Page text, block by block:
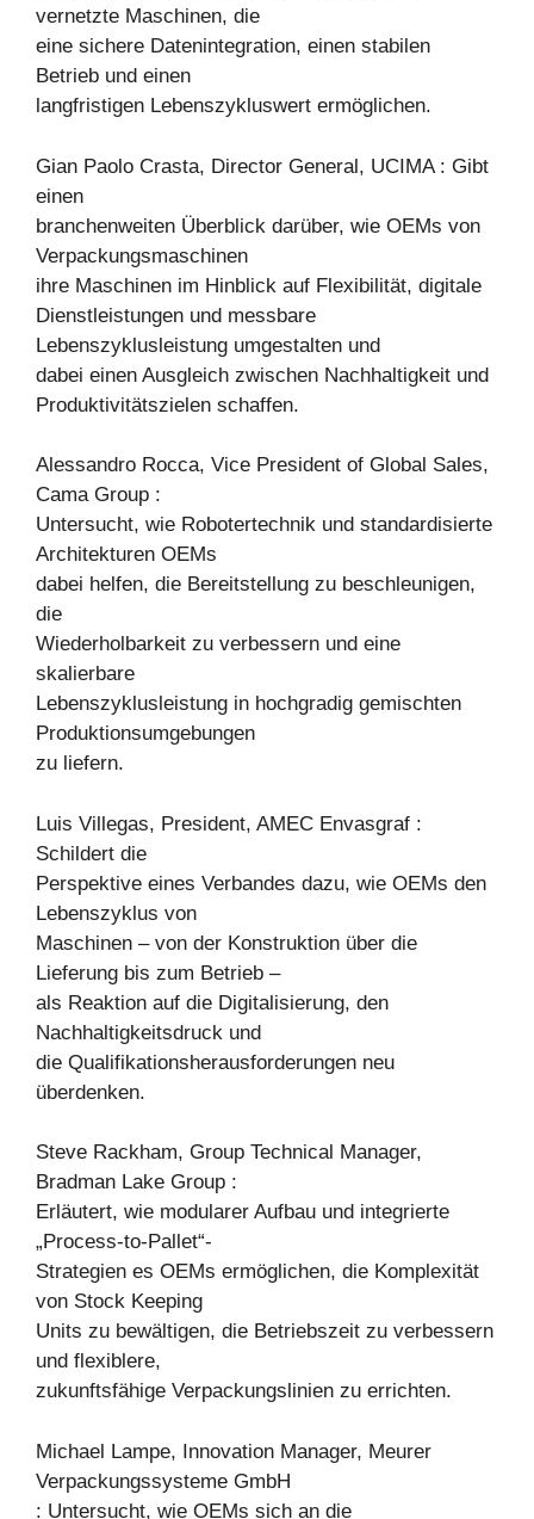
vernetzte Maschinen, die
eine sichere Datenintegration, einen stabilen
Betrieb und einen
langfristigen Lebenszykluswert ermöglichen.
Gian Paolo Crasta, Director General, UCIMA : Gibt
einen
branchenweiten Überblick darüber, wie OEMs von
Verpackungsmaschinen
ihre Maschinen im Hinblick auf Flexibilität, digitale
Dienstleistungen und messbare
Lebenszyklusleistung umgestalten und
dabei einen Ausgleich zwischen Nachhaltigkeit und
Produktivitätszielen schaffen.
Alessandro Rocca, Vice President of Global Sales,
Cama Group :
Untersucht, wie Robotertechnik und standardisierte
Architekturen OEMs
dabei helfen, die Bereitstellung zu beschleunigen,
die
Wiederholbarkeit zu verbessern und eine
skalierbare
Lebenszyklusleistung in hochgradig gemischten
Produktionsumgebungen
zu liefern.
Luis Villegas, President, AMEC Envasgraf :
Schildert die
Perspektive eines Verbandes dazu, wie OEMs den
Lebenszyklus von
Maschinen – von der Konstruktion über die
Lieferung bis zum Betrieb –
als Reaktion auf die Digitalisierung, den
Nachhaltigkeitsdruck und
die Qualifikationsherausforderungen neu
überdenken.
Steve Rackham, Group Technical Manager,
Bradman Lake Group :
Erläutert, wie modularer Aufbau und integrierte
„Process-to-Pallet“-
Strategien es OEMs ermöglichen, die Komplexität
von Stock Keeping
Units zu bewältigen, die Betriebszeit zu verbessern
und flexiblere,
zukunftsfähige Verpackungslinien zu errichten.
Michael Lampe, Innovation Manager, Meurer
Verpackungssysteme GmbH
: Untersucht, wie OEMs sich an die